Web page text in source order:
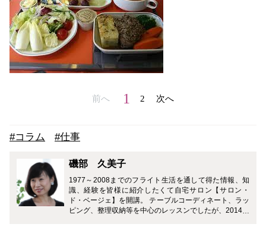
前へ 1 2 次へ
#コラム #仕事
磯部 久美子
1977～2008までのフライト生活を通して得た情報、知
識、経験を皆様に紹介したくて自宅サロン【サロン・
ド・ベージェ】を開講。 テーブルコーディネート、ラッ
ピング、整理収納等を中心のレッスンでしたが、2014年